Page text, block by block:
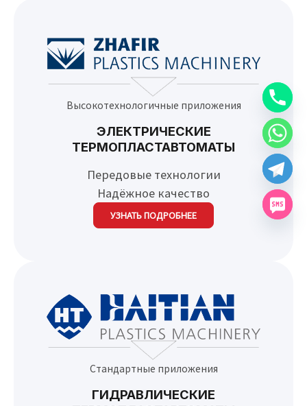
Высокотехнологичные приложения
ЭЛЕКТРИЧЕСКИЕ
ТЕРМОПЛАСТАВТОМАТЫ
Передовые технологии
Надёжное качество
УЗНАТЬ ПОДРОБНЕЕ
Стандартные приложения
ГИДРАВЛИЧЕСКИЕ